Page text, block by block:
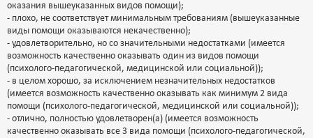
оказания вышеуказанных видов помощи);
- плохо, не соответствует минимальным требованиям (вышеуказанные
виды помощи оказываются некачественно);
- удовлетворительно, но со значительными недостатками (имеется
возможность качественно оказывать один из видов помощи
(психолого-педагогической, медицинской или социальной));
- в целом хорошо, за исключением незначительных недостатков
(имеется возможность качественно оказывать как минимум 2 вида
помощи (психолого-педагогической, медицинской или социальной));
- отлично, полностью удовлетворен(а) (имеется возможность
качественно оказывать все 3 вида помощи (психолого-педагогической,